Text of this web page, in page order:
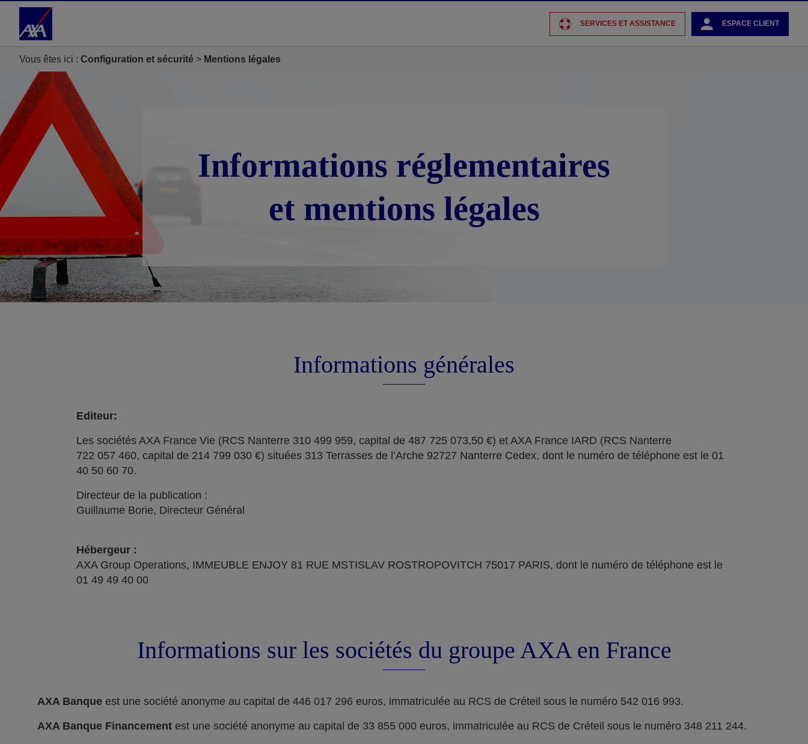
Accéder au Contenu
SERVICES ET ASSISTANCE ESPACE CLIENT
Vous êtes ici : Configuration et sécurité Mentions légales
Informations réglementaires
et mentions légales
Informations générales
Editeur:
Les sociétés AXA France Vie (RCS Nanterre 310 499 959, capital de 487 725 073,50 €) et AXA France IARD (RCS Nanterre
722 057 460, capital de 214 799 030 €) situées 313 Terrasses de l’Arche 92727 Nanterre Cedex, dont le numéro de téléphone est le 01
40 50 60 70.
Directeur de la publication :
Guillaume Borie, Directeur Général
Hébergeur :
AXA Group Operations, IMMEUBLE ENJOY 81 RUE MSTISLAV ROSTROPOVITCH 75017 PARIS, dont le numéro de téléphone est le
01 49 49 40 00
Informations sur les sociétés du groupe AXA en France
AXA Banque est une société anonyme au capital de 446 017 296 euros, immatriculée au RCS de Créteil sous le numéro 542 016 993.
AXA Banque Financement est une société anonyme au capital de 33 855 000 euros, immatriculée au RCS de Créteil sous le numéro 348 211 244.